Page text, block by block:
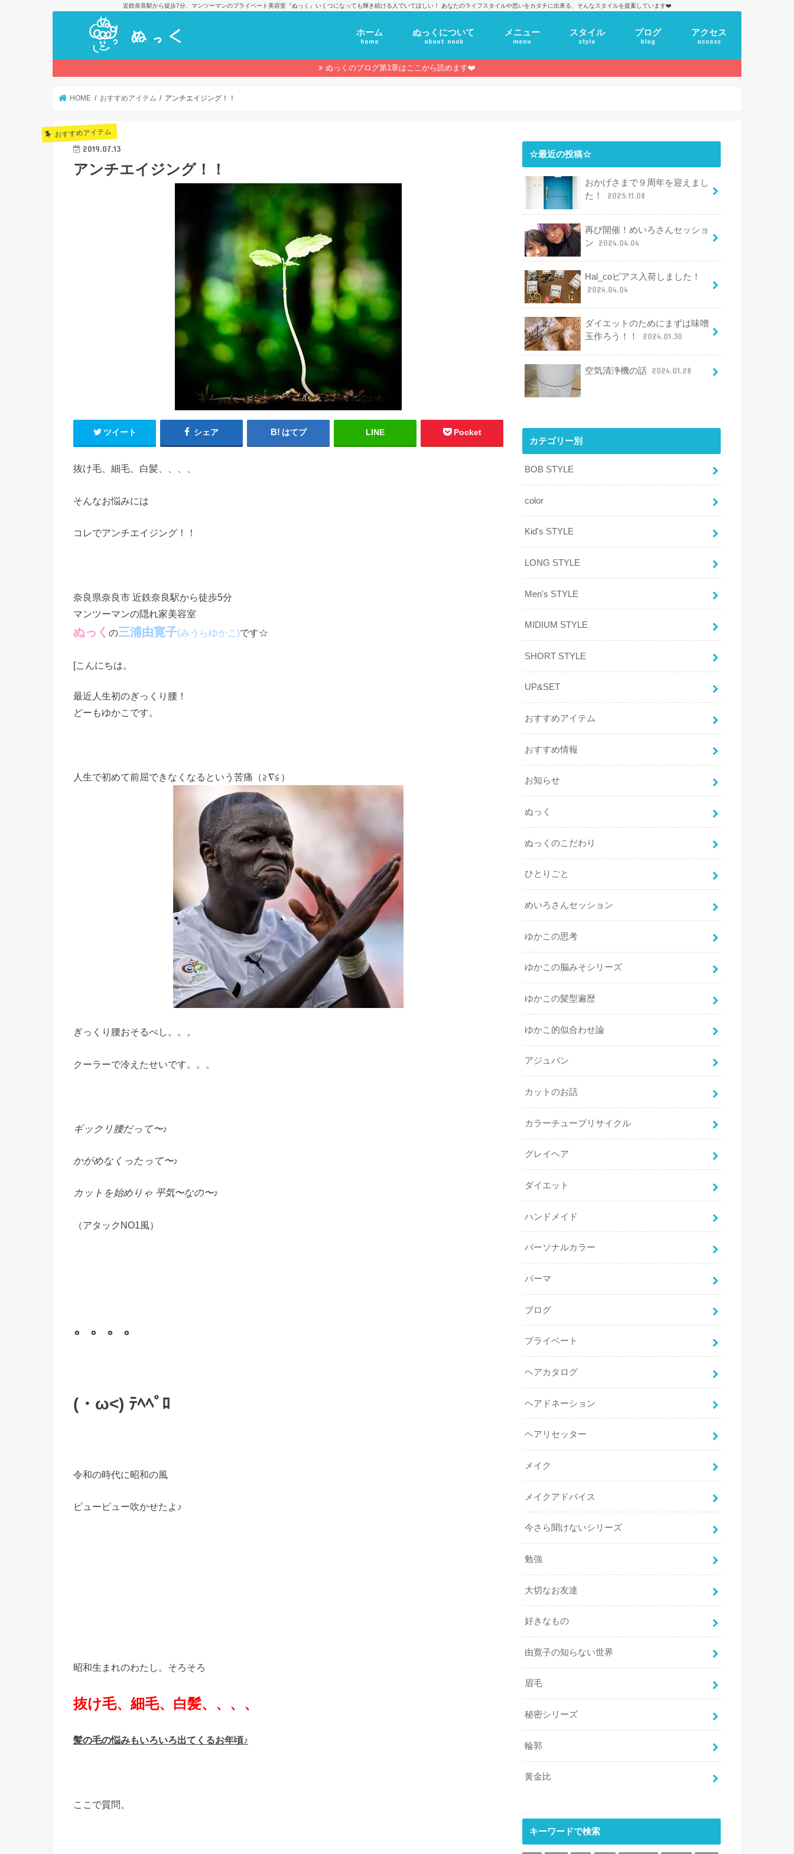
近鉄奈良駅から徒歩7分、マンツーマンのプライベート美容室『ぬっく』いくつになっても輝き続ける人でいてほしい！ あなたのライフスタイルや思いをカタチに出来る、そんなスタイルを提案しています❤️
ホーム
home
ぬっくについて
about nook
メニュー
menu
スタイル
style
ブログ
blog
アクセス
access
ぬっくのブログ第1章はここから読めます❤️
HOME おすすめアイテム アンチエイジング！！
おすすめアイテム
2019.07.13
アンチエイジング！！
ツイート シェア はてブ LINE Pocket
抜け毛、細毛、白髪、、、、
そんなお悩みには
コレでアンチエイジング！！
奈良県奈良市 近鉄奈良駅から徒歩5分
マンツーマンの隠れ家美容室
ぬっく の三浦由寛子(みうらゆかこ)です☆
[こんにちは。
最近人生初のぎっくり腰！
どーもゆかこです。
人生で初めて前屈できなくなるという苦痛（≧∇≦）
ぎっくり腰おそるべし。。。
クーラーで冷えたせいです。。。
ギックリ腰だって〜♪
かがめなくったって〜♪
カットを始めりゃ 平気〜なの〜♪
（アタックNO1風）
。。。。
(・ω<) ﾃﾍﾍﾟﾛ
令和の時代に昭和の風
ピューピュー吹かせたよ♪
昭和生まれのわたし。そろそろ
抜け毛、細毛、白髪、、、、
髪の毛の悩みもいろいろ出てくるお年頃♪
ここで質問。
☆最近の投稿☆
おかげさまで９周年を迎えまし
た！
2025.11.08
再び開催！めいろさんセッショ
ン
2024.04.04
Hal_coピアス入荷しました！
2024.04.04
ダイエットのためにまずは味噌
玉作ろう！！
2024.01.30
空気清浄機の話 2024.01.28
カテゴリー別
BOB STYLE
color
Kid's STYLE
LONG STYLE
Men's STYLE
MIDIUM STYLE
SHORT STYLE
UP&SET
おすすめアイテム
おすすめ情報
お知らせ
ぬっく
ぬっくのこだわり
ひとりごと
めいろさんセッション
ゆかこの思考
ゆかこの脳みそシリーズ
ゆかこの髪型遍歴
ゆかこ的似合わせ論
アジュバン
カットのお話
カラーチューブリサイクル
グレイヘア
ダイエット
ハンドメイド
パーソナルカラー
パーマ
ブログ
プライベート
ヘアカタログ
ヘアドネーション
ヘアリセッター
メイク
メイクアドバイス
今さら聞けないシリーズ
勉強
大切なお友達
好きなもの
由寛子の知らない世界
眉毛
秘密シリーズ
輪郭
黄金比
キーワードで検索